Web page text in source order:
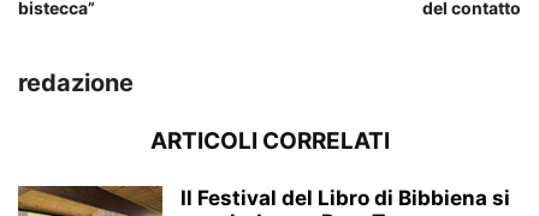
bistecca”
del contatto
redazione
ARTICOLI CORRELATI
Il Festival del Libro di Bibbiena si